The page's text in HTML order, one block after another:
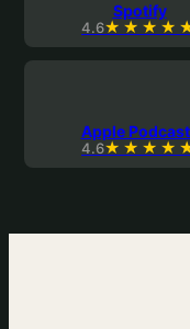
Spotify
4.6
Apple
4.6